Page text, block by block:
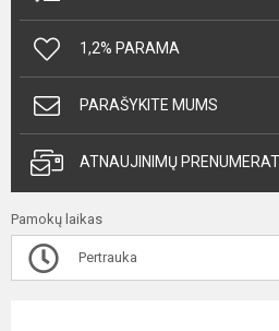
1,2% PARAMA
PARAŠYKITE MUMS
ATNAUJINIMŲ
Pamokų laikas
Pertrauka